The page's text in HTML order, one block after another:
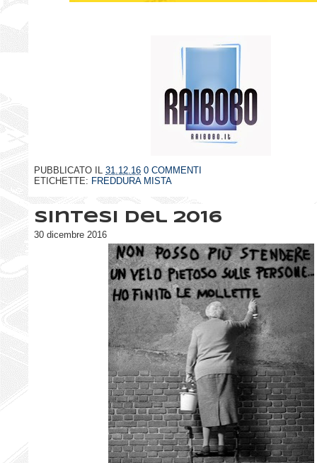
PUBBLICATO IL 31.12.16 0 COMMENTI
ETICHETTE: FREDDURA MISTA
Sintesi del 2016
30 dicembre 2016